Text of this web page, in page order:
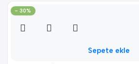
- 30%
Sepete ekle